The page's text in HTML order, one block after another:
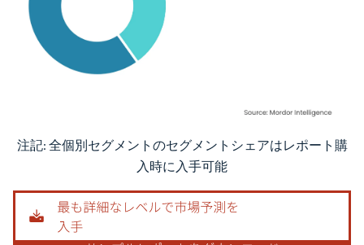
画像 © Mordor Intelligence。再利用にはCC BY 4.0の表示が必要です。
注記: 全個別セグメントのセグメントシェアはレポート購
入時に入手可能